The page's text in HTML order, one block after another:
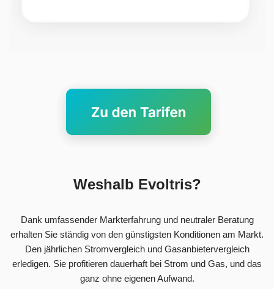
Weshalb Evoltris?
Dank umfassender Markterfahrung und neutraler Beratung
erhalten Sie ständig von den günstigsten Konditionen am Markt.
Den jährlichen Stromvergleich und Gasanbietervergleich
erledigen. Sie profitieren dauerhaft bei Strom und Gas, und das
ganz ohne eigenen Aufwand.